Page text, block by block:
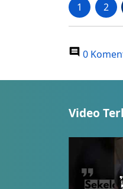
1 2
0
Video